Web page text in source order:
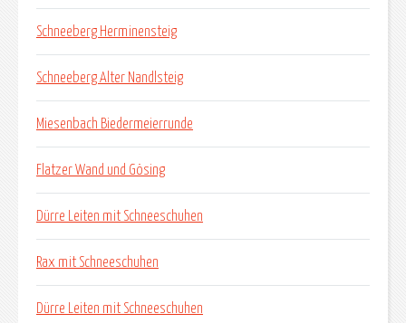
Schneeberg Herminensteig
Schneeberg Alter Nandlsteig
Miesenbach Biedermeierrunde
Flatzer Wand und Gösing
Dürre Leiten mit Schneeschuhen
Rax mit Schneeschuhen
Dürre Leiten mit Schneeschuhen